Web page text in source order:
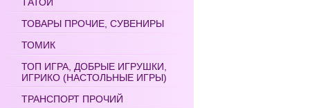
ТОВАРЫ ПРОЧИЕ, СУВЕНИРЫ
ТОМИК
ТОП ИГРА, ДОБРЫЕ ИГРУШКИ,
ИГРИКО (НАСТОЛЬНЫЕ ИГРЫ)
ТРАНСПОРТ ПРОЧИЙ